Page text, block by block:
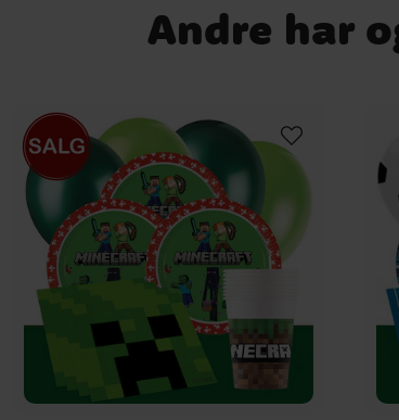
Andre har